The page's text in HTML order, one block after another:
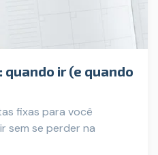
quando ir (e quando
fixas para você
sem se perder na